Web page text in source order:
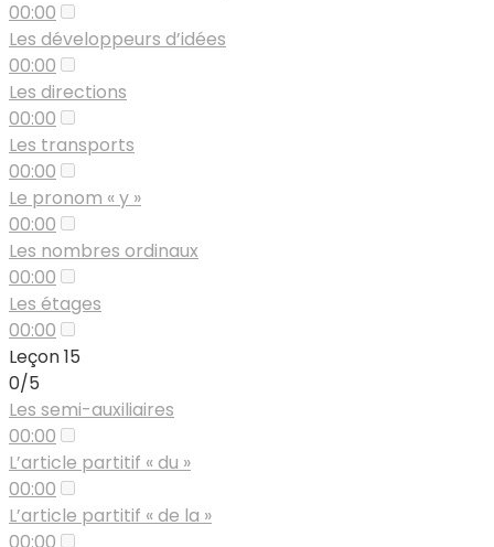
00:00
Les développeurs d’idées
00:00
Les directions
00:00
Les transports
00:00
Le pronom « y »
00:00
Les nombres ordinaux
00:00
Les étages
00:00
Leçon 15
0/5
Les semi-auxiliaires
00:00
L’article partitif « du »
00:00
L’article partitif « de la »